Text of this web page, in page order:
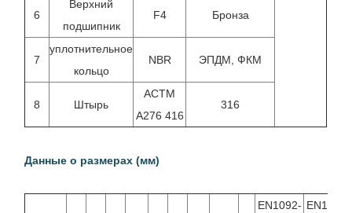
6
Верхний
подшипник
F4 Бронза
7
уплотнительное
кольцо
NBR ЭПДМ, ФКМ
8 Штырь
АСТМ
А276 416
316
Данные о размерах (мм)
EN1092- EN1092-